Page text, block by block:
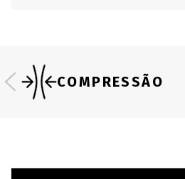
COMPRESSÃO